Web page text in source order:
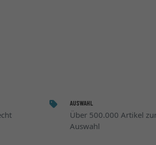
AUSWAHL
Über 500.000 Artikel
Auswahl